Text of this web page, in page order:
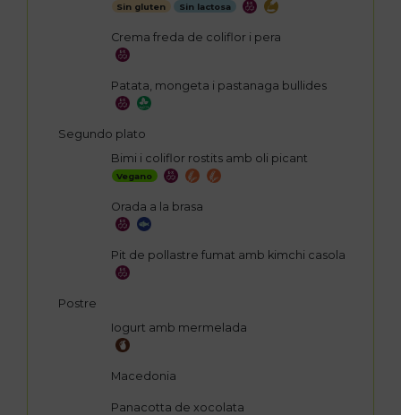
Sin gluten Sin lactosa
Crema freda de coliflor i pera
Patata, mongeta i pastanaga bullides
Segundo plato
Bimi i coliflor rostits amb oli picant
Vegano
Orada a la brasa
Pit de pollastre fumat amb kimchi casola
Postre
Iogurt amb mermelada
Macedonia
Panacotta de xocolata